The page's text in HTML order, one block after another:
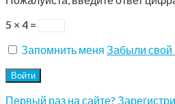
5 × 4 =
Запомнить меня Забыли свой
Войти
Первый раз на сайте?